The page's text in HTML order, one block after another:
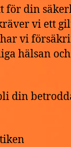
för din
vi ett
vi
hälsan
din